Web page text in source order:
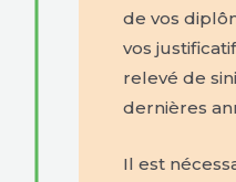
de vos
vos
relevé de
dernières
Il est